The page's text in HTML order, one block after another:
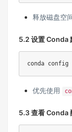
释放磁盘空
5.2 设置 Conda
conda config
优先使用
5.3 查看 Conda